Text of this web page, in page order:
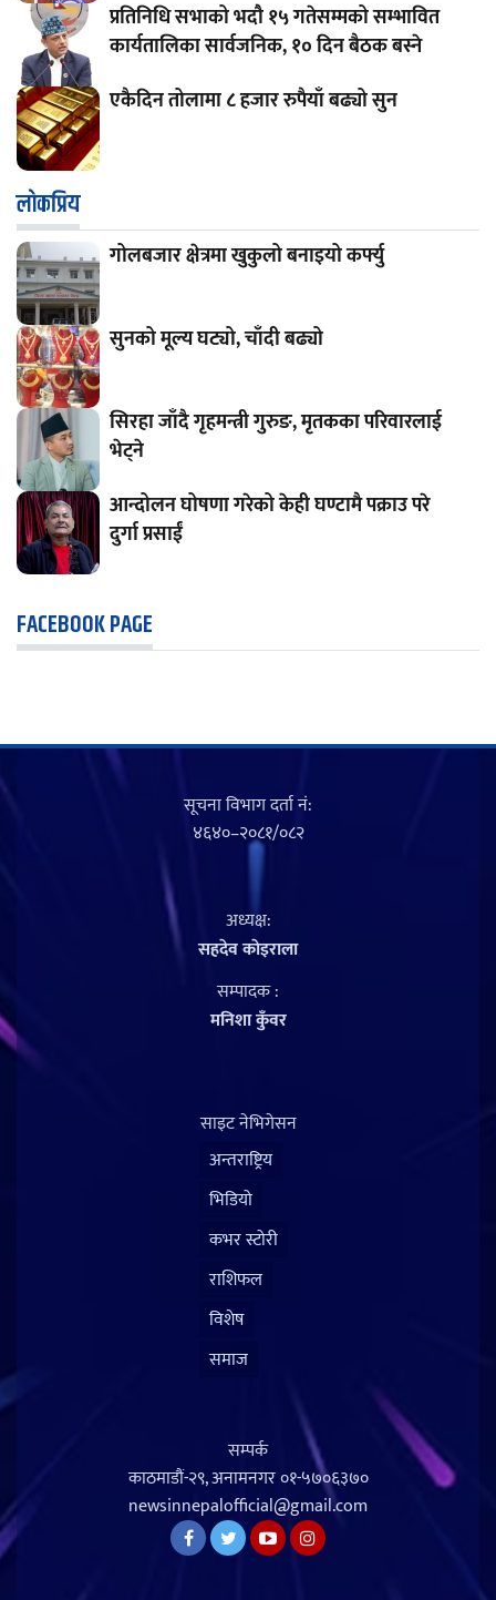
प्रतिनिधि सभाको भदौ १५ गतेसम्मको सम्भावित
कार्यतालिका सार्वजनिक, १० दिन बैठक बस्ने
एकैदिन तोलामा ८ हजार रुपैयाँ बढ्यो सुन
लाेकप्रिय
गोलबजार क्षेत्रमा खुकुलो बनाइयो कर्फ्यु
सुनको मूल्य घट्यो, चाँदी बढ्यो
सिरहा जाँदै गृहमन्त्री गुरुङ, मृतकका परिवारलाई
भेट्ने
आन्दोलन घोषणा गरेको केही घण्टामै पक्राउ परे
दुर्गा प्रसाईं
FACEBOOK PAGE
सूचना विभाग दर्ता नं‍:
४६४०–२०८१/०८२
अध्यक्ष:
सहदेव काेइराला
सम्पादक :
मनिशा कुँवर
साइट नेभिगेसन
अन्तराष्ट्रिय
भिडियो
कभर स्टोरी
राशिफल
विशेष
समाज
सम्पर्क
काठमाडौं-२९, अनामनगर०१-५७०६३७०
newsinnepalofficial@gmail.com